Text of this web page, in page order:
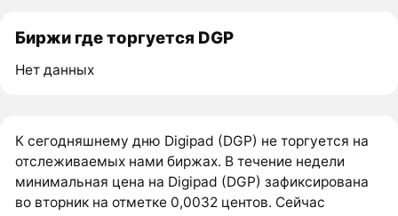
Биржи где торгуется DGP
Нет данных
К сегодняшнему дню Digipad (DGP) не торгуется на
отслеживаемых нами биржах. В течение недели
минимальная цена на Digipad (DGP) зафиксирована
во вторник на отметке 0,0032 центов. Сейчас